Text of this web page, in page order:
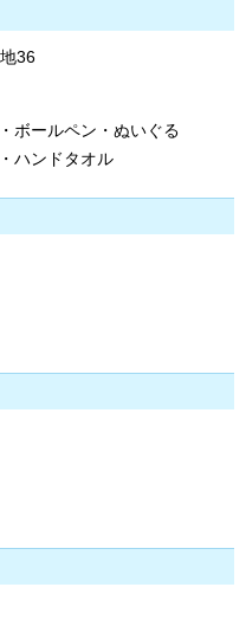
36
ボールペン・ぬいぐる
ハンドタオル